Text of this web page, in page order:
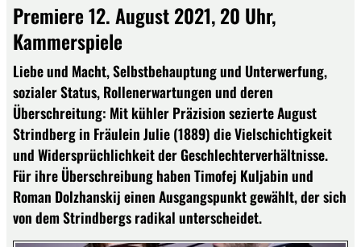
Premiere 12. August 2021, 20 Uhr,
Kammerspiele
Liebe und Macht, Selbstbehauptung und Unterwerfung,
sozialer Status, Rollenerwartungen und deren
Überschreitung: Mit kühler Präzision sezierte August
Strindberg in Fräulein Julie (1889) die Vielschichtigkeit
und Widersprüchlichkeit der Geschlechterverhältnisse.
Für ihre Überschreibung haben Timofej Kuljabin und
Roman Dolzhanskij einen Ausgangspunkt gewählt, der sich
von dem Strindbergs radikal unterscheidet.